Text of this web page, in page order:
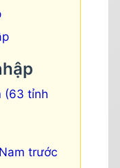
(63 tỉnh
trước